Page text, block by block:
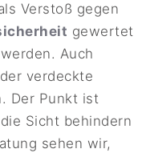
Verstoß gegen
gewertet
Auch
verdeckte
Der Punkt ist
Sicht behindern
sehen wir,